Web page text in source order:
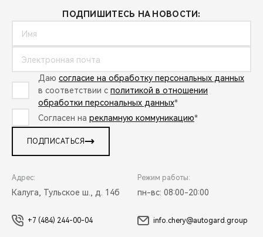
ПОДПИШИТЕСЬ НА НОВОСТИ:
Даю согласие на обработку персональных данных
в соответствии с политикой в отношении
обработки персональных данных*
Согласен на рекламную коммуникацию*
ПОДПИСАТЬСЯ
Адрес:
Калуга, Тульское ш., д. 14б
Режим работы:
пн-вс: 08:00-20:00
+7 (484) 244-00-04 info.chery@autogard.group